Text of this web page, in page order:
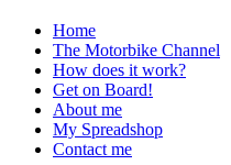
Home
The Motorbike Channel
How does it work?
Get on Board!
About me
My Spreadshop
Contact me